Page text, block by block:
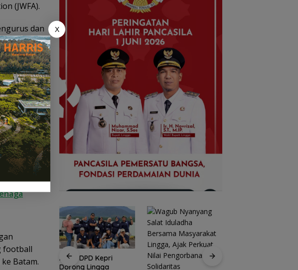
(JWFA).
dan
disambut
Dinas
football
Batam.
Paket
Budaya
ASPPI DPD Kepri
Dorong Lingga
X